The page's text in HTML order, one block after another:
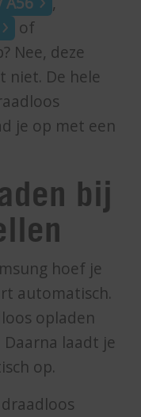
of
Nee, deze
niet. De hele
je op met een
bij
hoef je
automatisch.
opladen
laadt je
op.